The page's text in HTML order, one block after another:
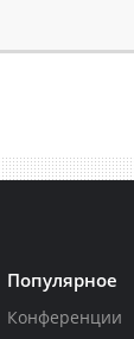
Популярное
Конференции